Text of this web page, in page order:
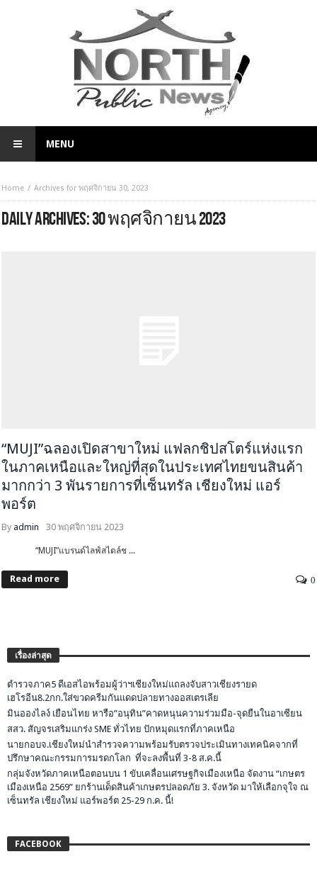
MENU
Home Archives for พฤศจิกายน 30, 2023
DAILY ARCHIVES:30 พฤศจิกายน 2023
“MUJI”ฉลองเปิดสาขาใหม่ แฟลกชิปสโตร์แห่งแรก
ในภาคเหนือและใหญ่ที่สุดในประเทศไทยขนสินค้า
มากกว่า 3 พันรายการที่เซ็นทรัล เชียงใหม่ แอร์
พอร์ต
By admin 30 พฤศจิกายน 2023
“MUJI”แบรนด์ไลฟ์สไตล์ช ...
Read more 0
เรื่องล่าสุด
ตำรวจภาค5 ดีเอสไอพร้อมผู้ว่าฯเชียงใหม่แถลงจับสาวเชียงรายด
เฮโรอีน8.2กก.ใส่ขวดครีมกันแดดปลายทางออสเตรเลีย
มินอองไลง์ เยือนไทย หารือ”อนุทิน”คาดหนุนความร่วมมือ-จุดยืนในอาเซียน
สสว. สัญจรเสริมแกร่ง SME ทั่วไทย ปักหมุดแรกที่ภาคเหนือ
นายกอบจ.เชียงใหม่นำสำรวจความพร้อมรับตรวจประเมินทางเทคนิคจากที่
ปรึกษาคณะกรรมการมรดกโลก ที่จะลงพื้นที่ 3-8 ส.ค.นี้
กลุ่มจังหวัดภาคเหนือตอนบน 1 ขับเคลื่อนเศรษฐกิจเมืองเหนือ จัดงาน “เกษตร
เมืองเหนือ 2569” ยกร้านเด็ดสินค้าเกษตรปลอดภัย 3. จังหวัด มาให้เลือกจุใจ ณ
เซ็นทรัล เชียงใหม่ แอร์พอร์ต 25-29 ก.ค. นี้!
FACEBOOK